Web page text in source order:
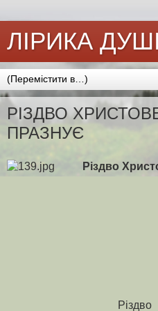
ЛІРИКА
РІЗДВО
ПРАЗНУЄ
Різдво
Різдво